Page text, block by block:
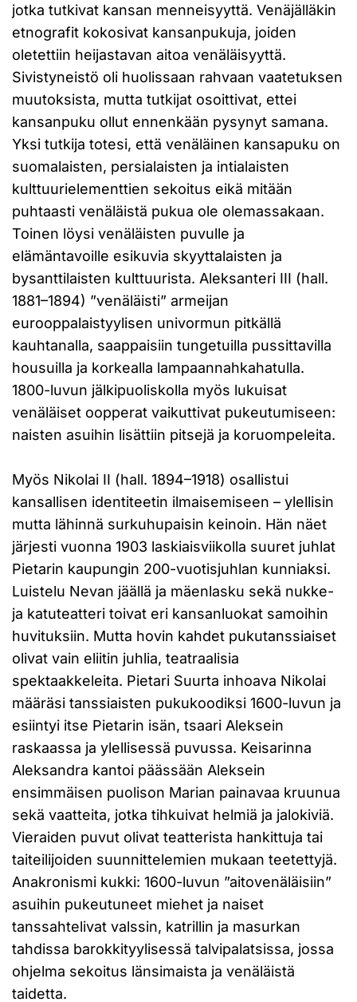
jotka tutkivat kansan menneisyyttä. Venäjälläkin
etnografit kokosivat kansanpukuja, joiden
oletettiin heijastavan aitoa venäläisyyttä.
Sivistyneistö oli huolissaan rahvaan vaatetuksen
muutoksista, mutta tutkijat osoittivat, ettei
kansanpuku ollut ennenkään pysynyt samana.
Yksi tutkija totesi, että venäläinen kansapuku on
suomalaisten, persialaisten ja intialaisten
kulttuurielementtien sekoitus eikä mitään
puhtaasti venäläistä pukua ole olemassakaan.
Toinen löysi venäläisten puvulle ja
elämäntavoille esikuvia skyyttalaisten ja
bysanttilaisten kulttuurista. Aleksanteri III (hall.
1881–1894) ”venäläisti” armeijan
eurooppalaistyylisen univormun pitkällä
kauhtanalla, saappaisiin tungetuilla pussittavilla
housuilla ja korkealla lampaannahkahatulla.
1800-luvun jälkipuoliskolla myös lukuisat
venäläiset oopperat vaikuttivat pukeutumiseen:
naisten asuihin lisättiin pitsejä ja koruompeleita.
Myös Nikolai II (hall. 1894–1918) osallistui
kansallisen identiteetin ilmaisemiseen – ylellisin
mutta lähinnä surkuhupaisin keinoin. Hän näet
järjesti vuonna 1903 laskiaisviikolla suuret juhlat
Pietarin kaupungin 200-vuotisjuhlan kunniaksi.
Luistelu Nevan jäällä ja mäenlasku sekä nukke-
ja katuteatteri toivat eri kansanluokat samoihin
huvituksiin. Mutta hovin kahdet pukutanssiaiset
olivat vain eliitin juhlia, teatraalisia
spektaakkeleita. Pietari Suurta inhoava Nikolai
määräsi tanssiaisten pukukoodiksi 1600-luvun ja
esiintyi itse Pietarin isän, tsaari Aleksein
raskaassa ja ylellisessä puvussa. Keisarinna
Aleksandra kantoi päässään Aleksein
ensimmäisen puolison Marian painavaa kruunua
sekä vaatteita, jotka tihkuivat helmiä ja jalokiviä.
Vieraiden puvut olivat teatterista hankittuja tai
taiteilijoiden suunnittelemien mukaan teetettyjä.
Anakronismi kukki: 1600-luvun ”aitovenäläisiin”
asuihin pukeutuneet miehet ja naiset
tanssahtelivat valssin, katrillin ja masurkan
tahdissa barokkityylisessä talvipalatsissa, jossa
ohjelma sekoitus länsimaista ja venäläistä
taidetta.